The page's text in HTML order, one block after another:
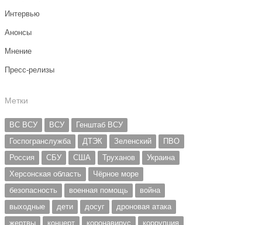
Интервью
Анонсы
Мнение
Пресс-релизы
Метки
ВС ВСУ ВСУ
Генштаб ВСУ
Госпогранслужба
ДТЭК Зеленский
ПВО
Россия
СБУ США Труханов
Украина
Херсонская область
Чёрное море
безопасность
военная помощь
война
выходные
дети досуг
дроновая атака
жертвы
концерт коронавирус
коррупция